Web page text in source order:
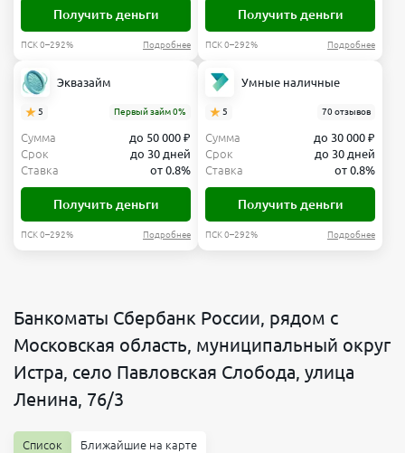
Получить деньги
ПСК 0–292% Подробнее
Получить деньги
ПСК 0–292% Подробнее
Эквазайм
5 Первый займ 0%
Сумма
до 50 000 ₽
Срок
до 30 дней
Ставка
от 0.8%
Получить деньги
ПСК 0–292% Подробнее
Умные наличные
5 70 отзывов
Сумма
до 30 000 ₽
Срок
до 30 дней
Ставка
от 0.8%
Получить деньги
ПСК 0–292% Подробнее
Банкоматы Сбербанк России, рядом с
Московская область, муниципальный округ
Истра, село Павловская Слобода, улица
Ленина, 76/3
Список Ближайшие на карте